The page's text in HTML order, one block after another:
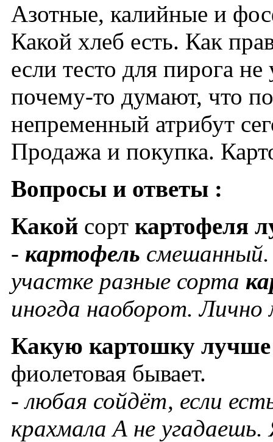
Азотные, калийные и
Какой хлеб есть. Как
если тесто для пирога
почему-то думают, что
непременный атрибут
Продажа и покупка.
Вопросы и ответы :
Какой сорт картофеля
- картофель
участке разные сорта
иногда наоборот.
Какую картошку лучше
фиолетовая бывает.
- любая сойдёт, если
крахмала А не